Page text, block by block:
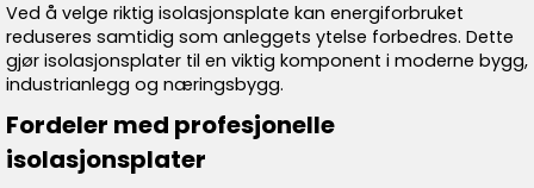
Ved å velge riktig isolasjonsplate kan energiforbruket
reduseres samtidig som anleggets ytelse forbedres. Dette
gjør isolasjonsplater til en viktig komponent i moderne bygg,
industrianlegg og næringsbygg.
Fordeler med profesjonelle
isolasjonsplater